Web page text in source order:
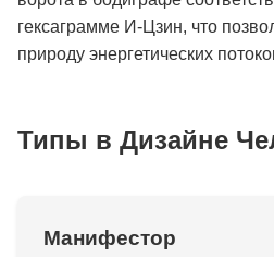
гексаграмме И-Цзин, что
природу энергетических
Типы в Дизайне
Манифестор